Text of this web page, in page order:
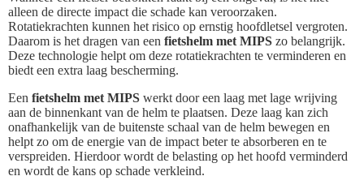
alleen de directe impact die schade kan veroorzaken.
Rotatiekrachten kunnen het risico op ernstig hoofdletsel vergroten.
Daarom is het dragen van een fietshelm met MIPS zo belangrijk.
Deze technologie helpt om deze rotatiekrachten te verminderen en
biedt een extra laag bescherming.
Een fietshelm met MIPS werkt door een laag met lage wrijving
aan de binnenkant van de helm te plaatsen. Deze laag kan zich
onafhankelijk van de buitenste schaal van de helm bewegen en
helpt zo om de energie van de impact beter te absorberen en te
verspreiden. Hierdoor wordt de belasting op het hoofd verminderd
en wordt de kans op schade verkleind.